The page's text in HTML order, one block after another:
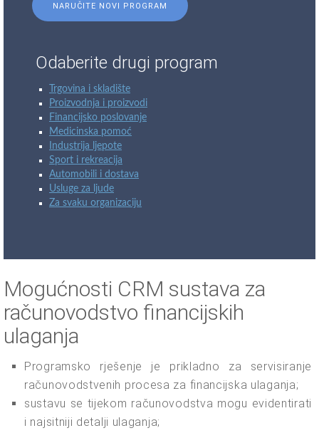
NARUČITE NOVI PROGRAM
Odaberite drugi program
Trgovina i skladište
Proizvodnja i proizvodi
Financijsko poslovanje
Medicinska pomoć
Industrija ljepote
Sport i rekreacija
Automobili i dostava
Usluge za ljude
Za svaku organizaciju
Mogućnosti CRM sustava za
računovodstvo financijskih
ulaganja
Programsko rješenje je prikladno za servisiranje
računovodstvenih procesa za financijska ulaganja;
sustavu se tijekom računovodstva mogu evidentirati
i najsitniji detalji ulaganja;